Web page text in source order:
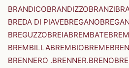
BRANDICOBRANDIZZOBRANZI
BREDA DI PIAVEBREGANO
BREGUZZOBREIABREMBATE
BREMBILLABREMBIOBREME
BRENNERO .BRENNER.BRENO